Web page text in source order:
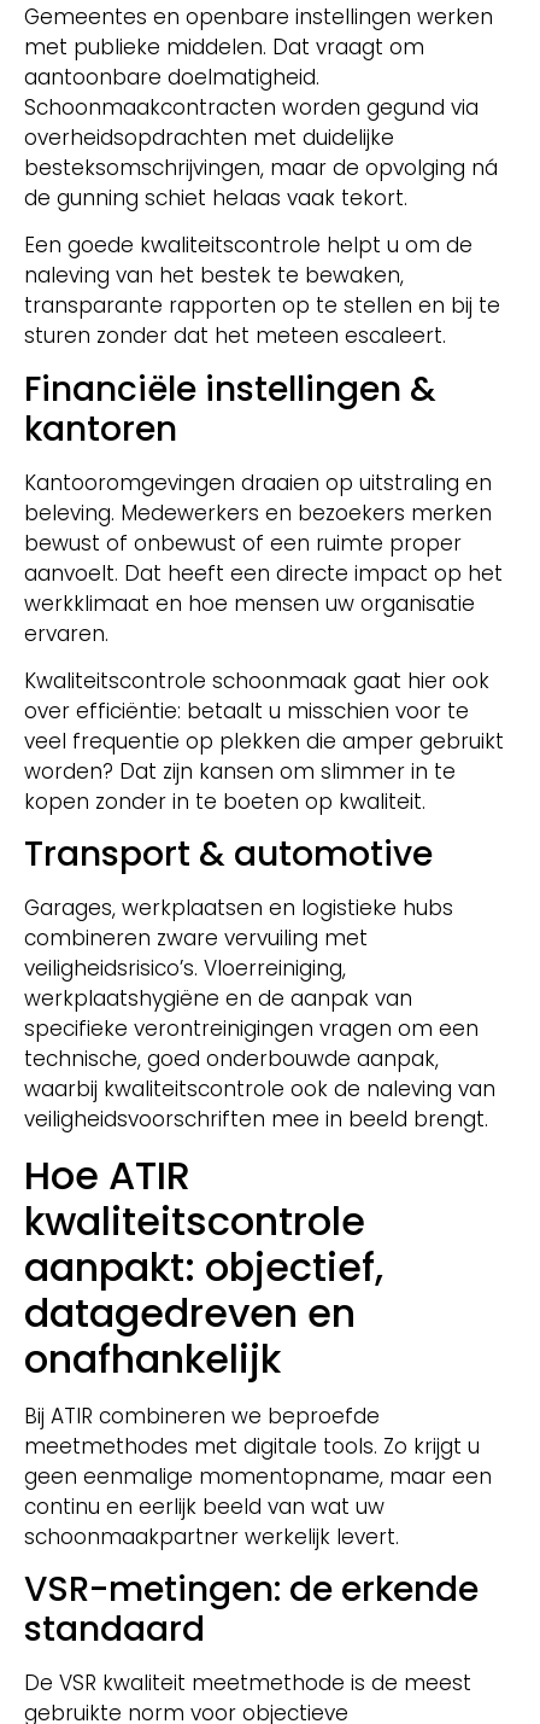
Gemeentes en openbare instellingen werken
met publieke middelen. Dat vraagt om
aantoonbare doelmatigheid.
Schoonmaakcontracten worden gegund via
overheidsopdrachten met duidelijke
besteksomschrijvingen, maar de opvolging ná
de gunning schiet helaas vaak tekort.
Een goede kwaliteitscontrole helpt u om de
naleving van het bestek te bewaken,
transparante rapporten op te stellen en bij te
sturen zonder dat het meteen escaleert.
Financiële instellingen &
kantoren
Kantooromgevingen draaien op uitstraling en
beleving. Medewerkers en bezoekers merken
bewust of onbewust of een ruimte proper
aanvoelt. Dat heeft een directe impact op het
werkklimaat en hoe mensen uw organisatie
ervaren.
Kwaliteitscontrole schoonmaak gaat hier ook
over efficiëntie: betaalt u misschien voor te
veel frequentie op plekken die amper gebruikt
worden? Dat zijn kansen om slimmer in te
kopen zonder in te boeten op kwaliteit.
Transport & automotive
Garages, werkplaatsen en logistieke hubs
combineren zware vervuiling met
veiligheidsrisico’s. Vloerreiniging,
werkplaatshygiëne en de aanpak van
specifieke verontreinigingen vragen om een
technische, goed onderbouwde aanpak,
waarbij kwaliteitscontrole ook de naleving van
veiligheidsvoorschriften mee in beeld brengt.
Hoe ATIR
kwaliteitscontrole
aanpakt: objectief,
datagedreven en
onafhankelijk
Bij ATIR combineren we beproefde
meetmethodes met digitale tools. Zo krijgt u
geen eenmalige momentopname, maar een
continu en eerlijk beeld van wat uw
schoonmaakpartner werkelijk levert.
VSR-metingen: de erkende
standaard
De VSR kwaliteit meetmethode is de meest
gebruikte norm voor objectieve